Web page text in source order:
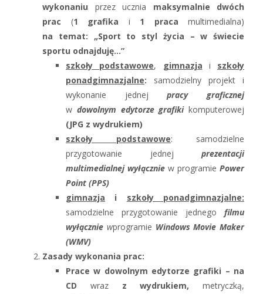
wykonaniu przez ucznia maksymalnie dwóch
prac (1 grafika i 1 praca multimedialna)
na temat:
„Sport to styl życia – w świecie
sportu odnajduję…”
szkoły podstawowe, gimnazja i szkoły
ponadgimnazjalne: samodzielny projekt i
wykonanie jednejpracy graficznej
w dowolnym edytorze grafikikomputerowej
(JPG z wydrukiem)
szkoły podstawowe: samodzielne
przygotowanie jednej prezentacji
multimedialnej wyłącznie w programie Power
Point (PPS)
gimnazja i
szkoły ponadgimnazjalne:
samodzielne przygotowanie jednego filmu
wyłącznie wprogramie Windows Movie Maker
(WMV)
Zasady wykonania prac:
Prace w dowolnym edytorze grafiki – na
CD wraz z wydrukiem, metryczką,